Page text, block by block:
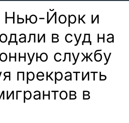
Нью-Йорк и
в суд на
службу
прекратить
в